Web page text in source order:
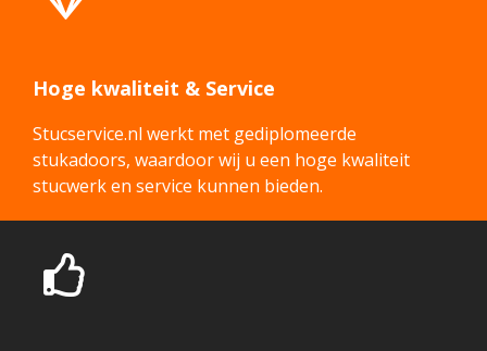
Hoge kwaliteit & Service
Stucservice.nl werkt met gediplomeerde
stukadoors, waardoor wij u een hoge kwaliteit
stucwerk en service kunnen bieden.